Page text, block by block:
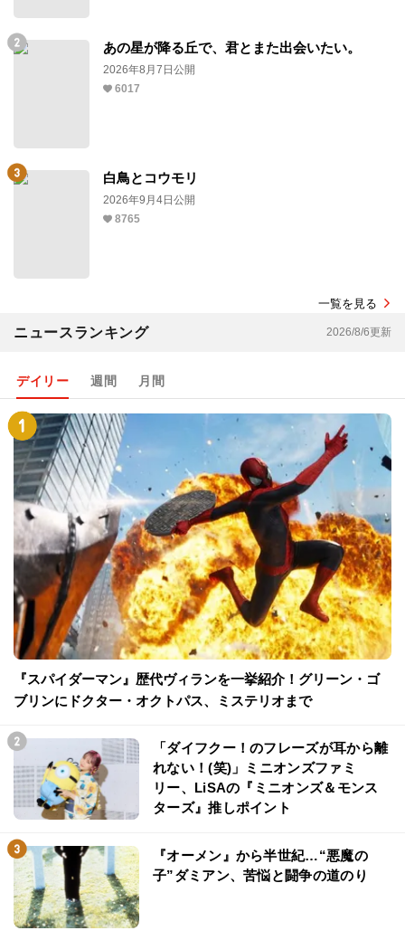
あの星が降る丘で、君とまた出会いたい。
2026年8月7日公開
6017
白鳥とコウモリ
2026年9月4日公開
8765
一覧を見る
ニュースランキング 2026/8/6更新
デイリー 週間 月間
『スパイダーマン』歴代ヴィランを一挙紹介！グリーン・ゴ
ブリンにドクター・オクトパス、ミステリオまで
「ダイフクー！のフレーズが耳から離
れない！(笑)」ミニオンズファミ
リー、LiSAの『ミニオンズ＆モンス
ターズ』推しポイント
『オーメン』から半世紀…“悪魔の
子”ダミアン、苦悩と闘争の道のり